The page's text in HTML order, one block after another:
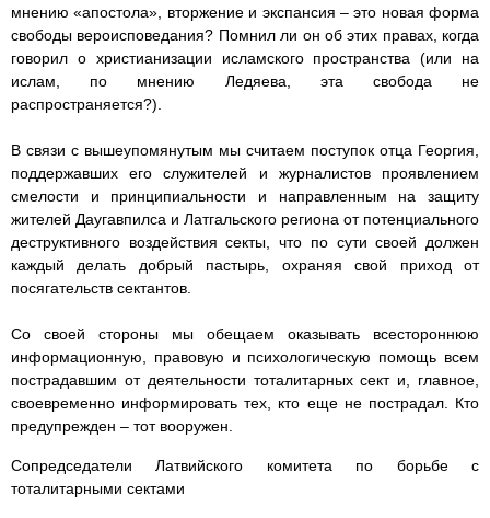
мнению «апостола», вторжение и экспансия – это новая форма
свободы вероисповедания? Помнил ли он об этих правах, когда
говорил о христианизации исламского пространства (или на
ислам, по мнению Ледяева, эта свобода не
распространяется?).
В связи с вышеупомянутым мы считаем поступок отца Георгия,
поддержавших его служителей и журналистов проявлением
смелости и принципиальности и направленным на защиту
жителей Даугавпилса и Латгальского региона от потенциального
деструктивного воздействия секты, что по сути своей должен
каждый делать добрый пастырь, охраняя свой приход от
посягательств сектантов.
Со своей стороны мы обещаем оказывать всестороннюю
информационную, правовую и психологическую помощь всем
пострадавшим от деятельности тоталитарных сект и, главное,
своевременно информировать тех, кто еще не пострадал. Кто
предупрежден – тот вооружен.
Сопредседатели Латвийского комитета по борьбе с
тоталитарными сектами